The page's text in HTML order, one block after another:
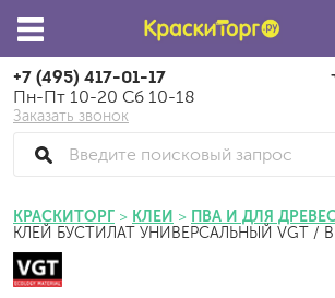
+7 (495) 417-01-17
Пн-Пт 10-20 Сб 10-18
Заказать звонок
КРАСКИТОРГ КЛЕИ ПВА И ДЛЯ
КЛЕЙ БУСТИЛАТ УНИВЕРСАЛЬНЫЙ VGT /